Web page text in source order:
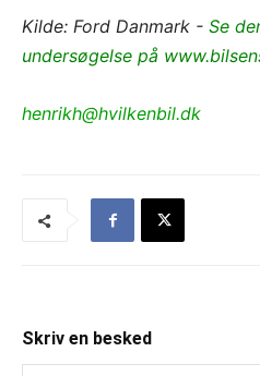
Kilde: Ford Danmark - Se
undersøgelse på
henrikh@hvilkenbil.dk
Skriv en besked